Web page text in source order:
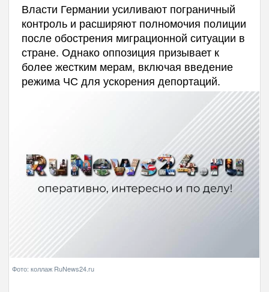
Власти Германии усиливают пограничный
контроль и расширяют полномочия полиции
после обострения миграционной ситуации в
стране. Однако оппозиция призывает к
более жестким мерам, включая введение
режима ЧС для ускорения депортаций.
Фото: коллаж RuNews24.ru